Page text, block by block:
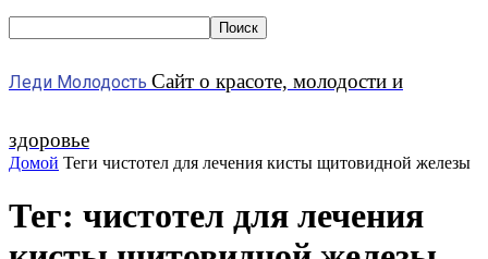
Леди Молодость Сайт о красоте, молодости и
здоровье
Домой Теги чистотел для лечения кисты щитовидной железы
Тег: чистотел для лечения